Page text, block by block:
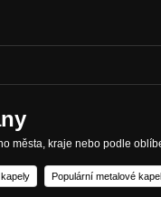
města, kraje nebo podle
Populární metalové